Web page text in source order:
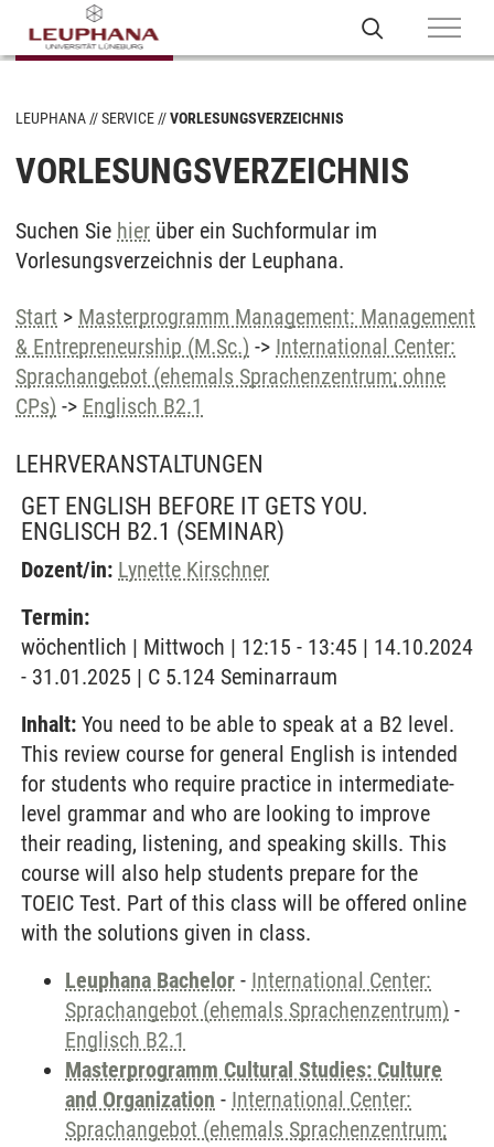
LEUPHANA SERVICE VORLESUNGSVERZEICHNIS
VORLESUNGSVERZEICHNIS
Suchen Sie hier über ein Suchformular im
Vorlesungsverzeichnis der Leuphana.
Start > Masterprogramm Management: Management
& Entrepreneurship (M.Sc.) -> International Center:
Sprachangebot (ehemals Sprachenzentrum; ohne
CPs) -> Englisch B2.1
LEHRVERANSTALTUNGEN
GET ENGLISH BEFORE IT GETS YOU.
ENGLISCH B2.1 (SEMINAR)
Dozent/in: Lynette Kirschner
Termin:
wöchentlich | Mittwoch | 12:15 - 13:45 | 14.10.2024
- 31.01.2025 | C 5.124 Seminarraum
Inhalt: You need to be able to speak at a B2 level.
This review course for general English is intended
for students who require practice in intermediate-
level grammar and who are looking to improve
their reading, listening, and speaking skills. This
course will also help students prepare for the
TOEIC Test. Part of this class will be offered online
with the solutions given in class.
Leuphana Bachelor - International Center:
Sprachangebot (ehemals Sprachenzentrum) -
Englisch B2.1
Masterprogramm Cultural Studies: Culture
and Organization - International Center:
Sprachangebot (ehemals Sprachenzentrum;